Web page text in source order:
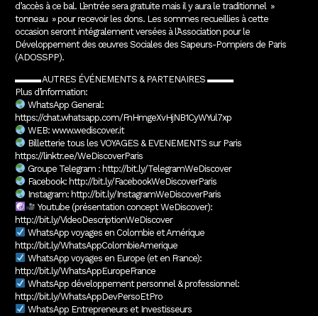
d’accès à ce bal. L’entrée sera gratuite mais il y aura le traditionnel »
tonneau » pour recevoir les dons. Les sommes recueillies à cette
occasion seront intégralement versées à l’Association pour le
Développement des œuvres Sociales des Sapeurs-Pompiers de Paris
(ADOSSPP).
▬▬▬ AUTRES ÉVÉNEMENTS & PARTENAIRES ▬▬▬
Plus d’information:
WhatsApp General:
https://chat.whatsapp.com/FnHmgeXvHjNB1CyWYul7xp
WEB: www.wediscover.it
Billetterie tous les VOYAGES & EVENEMENTS sur Paris
https://linktr.ee/WeDiscoverParis
Groupe Telegram : http://bit.ly/TelegramWeDiscover
Facebook: http://bit.ly/FacebookWeDiscoverParis
Instagram: http://bit.ly/InstagramWeDiscoverParis
Youtube (présentation concept WeDiscover):
http://bit.ly/VideoDescriptionWeDiscover
WhatsApp voyages en Colombie et Amérique
http://bit.ly/WhatsAppColombieAmerique
WhatsApp voyages en Europe (et en France):
http://bit.ly/WhatsAppEuropeFrance
​WhatsApp développement personnel & professionnel:
http://bit.ly/WhatsAppDevPersoEtPro
WhatsApp Entrepreneurs et Investisseurs